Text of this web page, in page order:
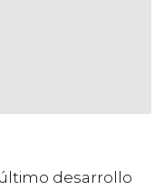
desarrollo